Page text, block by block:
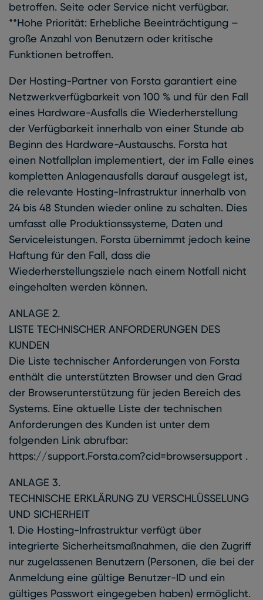
betroffen. Seite oder Service nicht verfügbar.
**Hohe Priorität: Erhebliche Beeinträchtigung –
große Anzahl von Benutzern oder kritische
Funktionen betroffen.
Der Hosting-Partner von Forsta garantiert eine
Netzwerkverfügbarkeit von 100 % und für den Fall
eines Hardware-Ausfalls die Wiederherstellung
der Verfügbarkeit innerhalb von einer Stunde ab
Beginn des Hardware-Austauschs. Forsta hat
einen Notfallplan implementiert, der im Falle eines
kompletten Anlagenausfalls darauf ausgelegt ist,
die relevante Hosting-Infrastruktur innerhalb von
24 bis 48 Stunden wieder online zu schalten. Dies
umfasst alle Produktionssysteme, Daten und
Serviceleistungen. Forsta übernimmt jedoch keine
Haftung für den Fall, dass die
Wiederherstellungsziele nach einem Notfall nicht
eingehalten werden können.
ANLAGE 2.
LISTE TECHNISCHER ANFORDERUNGEN DES
KUNDEN
Die Liste technischer Anforderungen von Forsta
enthält die unterstützten Browser und den Grad
der Browserunterstützung für jeden Bereich des
Systems. Eine aktuelle Liste der technischen
Anforderungen des Kunden ist unter dem
folgenden Link abrufbar:
https://support.Forsta.com?cid=browsersupport .
ANLAGE 3.
TECHNISCHE ERKLÄRUNG ZU VERSCHLÜSSELUNG
UND SICHERHEIT
1. Die Hosting-Infrastruktur verfügt über
integrierte Sicherheitsmaßnahmen, die den Zugriff
nur zugelassenen Benutzern (Personen, die bei der
Anmeldung eine gültige Benutzer-ID und ein
gültiges Passwort eingegeben haben) ermöglicht.